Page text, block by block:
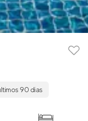
90 dias